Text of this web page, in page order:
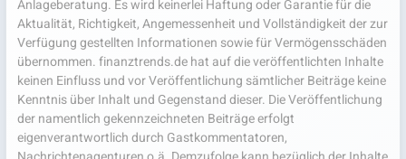
Anlageberatung. Es wird keinerlei Haftung oder Garantie für die
Aktualität, Richtigkeit, Angemessenheit und Vollständigkeit der zur
Verfügung gestellten Informationen sowie für Vermögensschäden
übernommen. finanztrends.de hat auf die veröffentlichten Inhalte
keinen Einfluss und vor Veröffentlichung sämtlicher Beiträge keine
Kenntnis über Inhalt und Gegenstand dieser. Die Veröffentlichung
der namentlich gekennzeichneten Beiträge erfolgt
eigenverantwortlich durch Gastkommentatoren,